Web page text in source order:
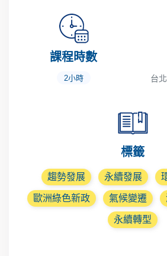
課程時數
2小時 台
標籤
趨勢發展 永續發展
歐洲綠色新政 氣候變遷
永續轉型